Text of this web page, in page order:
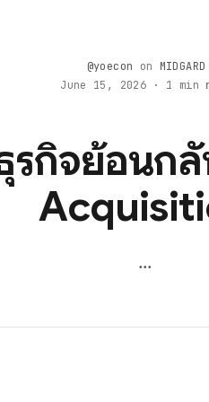
@yoecon on MIDGARD
June 15, 2026 · 1 min
รกิจย้อนก
...